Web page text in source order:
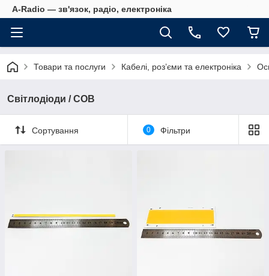
A-Radio — зв'язок, радіо, електроніка
Товари та послуги Кабелі, роз’єми та електроніка
Світлодіоди / COB
Сортування 0 Фільтри